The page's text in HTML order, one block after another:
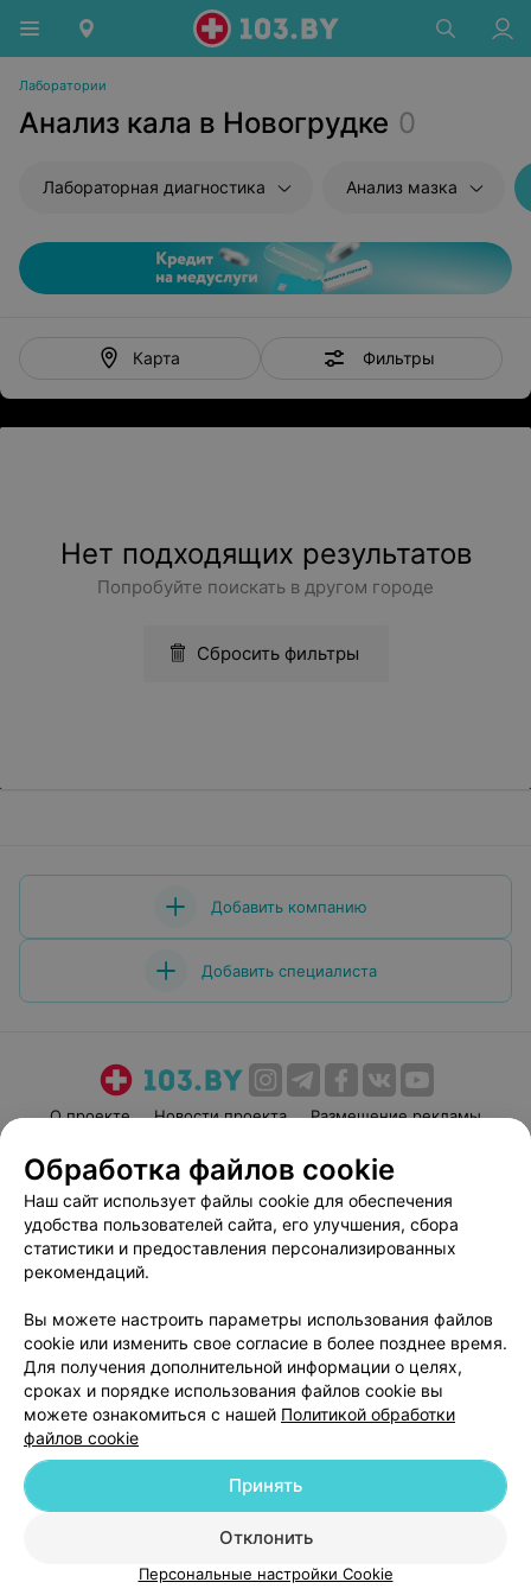
Лаборатории
Анализ кала в Новогрудке 0
Лабораторная диагностика Анализ мазка
Карта Фильтры
Нет подходящих результатов
Попробуйте поискать в другом городе
Сбросить фильтры
Добавить компанию
Добавить специалиста
О проекте Новости проекта
Размещение рекламы
Пользовательское соглашение
Способы оплаты
Вакансии
Партнеры
Написать руководителю 103.by
Персональные настройки cookie
Обработка персональных данных
© 2026 ООО «Артокс Лаб», УНП 191700409| 220012, Республика Беларусь,
г. Минск, улица Толбухина, 2, пом. 16 | help@103.by
Служба поддержки +375 291212755
Обработка файлов cookie
Наш сайт использует файлы cookie для обеспечения
удобства пользователей сайта, его улучшения, сбора
статистики и предоставления персонализированных
рекомендаций.
Вы можете настроить параметры использования файлов
cookie или изменить свое согласие в более позднее время.
Для получения дополнительной информации о целях,
сроках и порядке использования файлов cookie вы
можете ознакомиться с нашей Политикой обработки
файлов cookie
Отклонить
Принять
Персональные настройки Cookie